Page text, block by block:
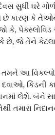
સુધી ઘરે
છે કારણ કે
કે,
છે, જે તેને
આ
કિડની
લેશે. બંને
તમારા